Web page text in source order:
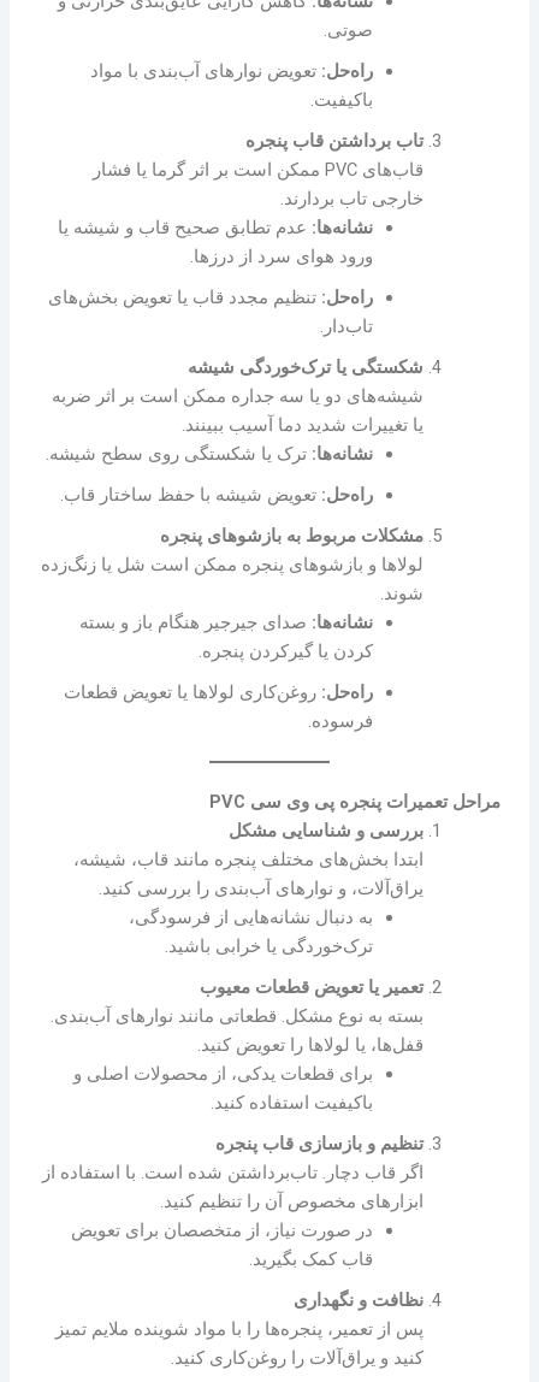
صوتی.
راه‌حل: تعویض نوارهای آب‌بندی با مواد
باکیفیت.
تاب برداشتن قاب پنجره
قاب‌های PVC ممکن است بر اثر گرما یا فشار
خارجی تاب بردارند.
نشانه‌ها: عدم تطابق صحیح قاب و شیشه یا
ورود هوای سرد از درزها.
راه‌حل: تنظیم مجدد قاب یا تعویض بخش‌های
تاب‌دار.
شکستگی یا ترک‌خوردگی شیشه
شیشه‌های دو یا سه جداره ممکن است بر اثر ضربه
یا تغییرات شدید دما آسیب ببینند.
نشانه‌ها: ترک یا شکستگی روی سطح شیشه.
راه‌حل: تعویض شیشه با حفظ ساختار قاب.
مشکلات مربوط به بازشوهای پنجره
لولاها و بازشوهای پنجره ممکن است شل یا زنگ‌زده
شوند.
نشانه‌ها: صدای جیرجیر هنگام باز و بسته
کردن یا گیرکردن پنجره.
راه‌حل: روغن‌کاری لولاها یا تعویض قطعات
فرسوده.
مراحل تعمیرات پنجره پی وی سی PVC
بررسی و شناسایی مشکل
ابتدا بخش‌های مختلف پنجره مانند قاب، شیشه،
یراق‌آلات، و نوارهای آب‌بندی را بررسی کنید.
به دنبال نشانه‌هایی از فرسودگی،
ترک‌خوردگی یا خرابی باشید.
تعمیر یا تعویض قطعات معیوب
بسته به نوع مشکل. قطعاتی مانند نوارهای آب‌بندی.
قفل‌ها، یا لولاها را تعویض کنید.
برای قطعات یدکی، از محصولات اصلی و
باکیفیت استفاده کنید.
تنظیم و بازسازی قاب پنجره
اگر قاب دچار. تاب‌برداشتن شده است. با استفاده از
ابزارهای مخصوص آن را تنظیم کنید.
در صورت نیاز، از متخصصان برای تعویض
قاب کمک بگیرید.
نظافت و نگهداری
پس از تعمیر، پنجره‌ها را با مواد شوینده ملایم تمیز
کنید و یراق‌آلات را روغن‌کاری کنید.